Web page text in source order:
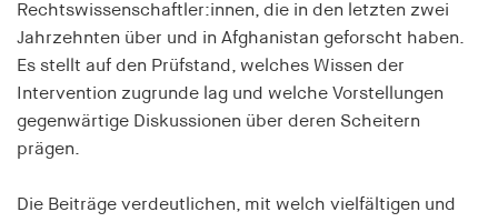
Rechtswissenschaftler:innen, die in den letzten zwei
Jahrzehnten über und in Afghanistan geforscht haben.
Es stellt auf den Prüfstand, welches Wissen der
Intervention zugrunde lag und welche Vorstellungen
gegenwärtige Diskussionen über deren Scheitern
prägen.
Die Beiträge verdeutlichen, mit welch vielfältigen und
fe_typo_user
Name:
Anbieter:
Sitzung